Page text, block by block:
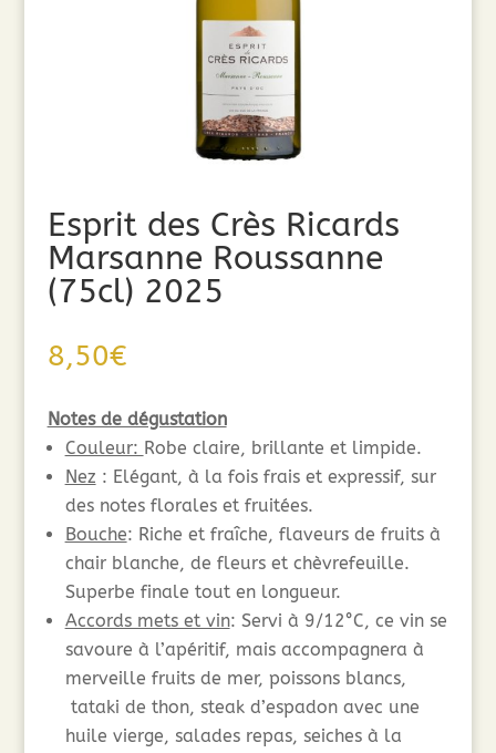
Esprit des Crès Ricards
Marsanne Roussanne
(75cl) 2025
8,50€
Notes de dégustation
Couleur: Robe claire, brillante et limpide.
Nez : Elégant, à la fois frais et expressif, sur
des notes florales et fruitées.
Bouche: Riche et fraîche, flaveurs de fruits à
chair blanche, de fleurs et chèvrefeuille.
Superbe finale tout en longueur.
Accords mets et vin: Servi à 9/12°C, ce vin se
savoure à l’apéritif, mais accompagnera à
merveille fruits de mer, poissons blancs,
tataki de thon, steak d’espadon avec une
huile vierge, salades repas, seiches à la